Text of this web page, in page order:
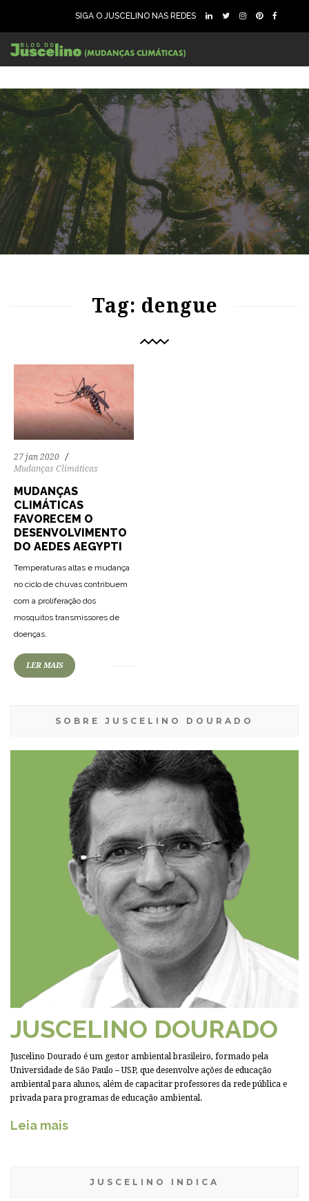
SIGA O JUSCELINO NAS REDES
Tag: dengue
27 jan 2020
Mudanças Climáticas
MUDANÇAS
CLIMÁTICAS
FAVORECEM O
DESENVOLVIMENTO
DO AEDES AEGYPTI
Temperaturas altas e mudança
no ciclo de chuvas contribuem
com a proliferação dos
mosquitos transmissores de
doenças.
LER MAIS
SOBRE JUSCELINO DOURADO
JUSCELINO DOURADO
Juscelino Dourado é um gestor ambiental brasileiro, formado pela
Universidade de São Paulo – USP, que desenvolve ações de educação
ambiental para alunos, além de capacitar professores da rede pública e
privada para programas de educação ambiental.
Leia mais
JUSCELINO INDICA